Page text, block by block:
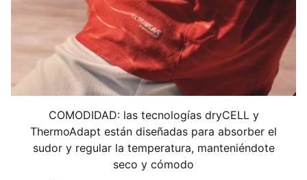
COMODIDAD: las tecnologías dryCELL y
ThermoAdapt están diseñadas para absorber el
sudor y regular la temperatura, manteniéndote
seco y cómodo